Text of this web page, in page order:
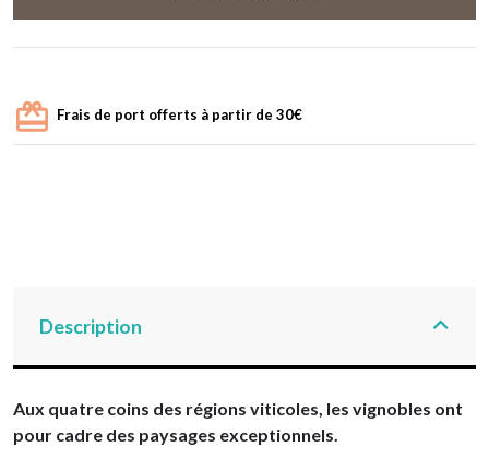
Frais de port offerts à partir de 30€
Description
Aux quatre coins des régions viticoles, les vignobles ont
pour cadre des paysages exceptionnels.